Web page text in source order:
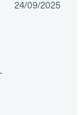
24/09/2025